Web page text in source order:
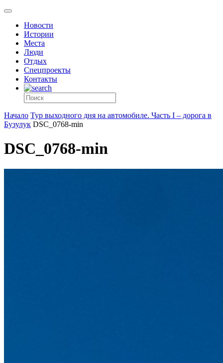
Новости
Истории
Места
Люди
Отдых
Спецпроекты
Контакты
Начало Тур выходного дня на автомобиле. Часть I – дорога в
Бузулук DSC_0768-min
DSC_0768-min